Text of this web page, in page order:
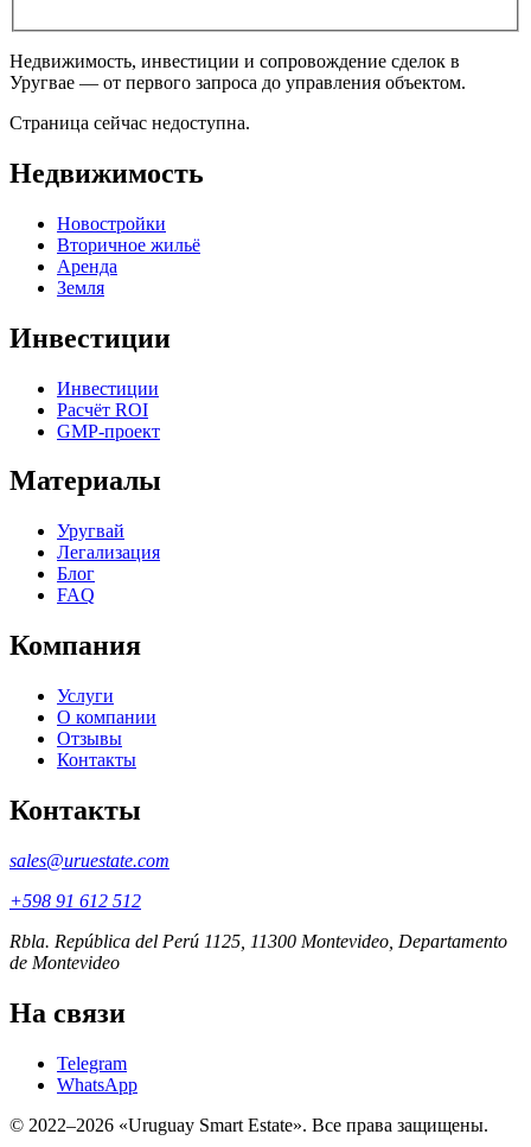
Недвижимость, инвестиции и сопровождение сделок в
Уругвае — от первого запроса до управления объектом.
Страница сейчас недоступна.
Недвижимость
Новостройки
Вторичное жильё
Аренда
Земля
Инвестиции
Инвестиции
Расчёт ROI
GMP-проект
Материалы
Уругвай
Легализация
Блог
FAQ
Компания
Услуги
О компании
Отзывы
Контакты
Контакты
sales@uruestate.com
+598 91 612 512
Rbla. República del Perú 1125, 11300 Montevideo, Departamento
de Montevideo
На связи
Telegram
WhatsApp
© 2022–2026 «Uruguay Smart Estate». Все права защищены.